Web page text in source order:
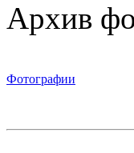
Архив
Фотографии